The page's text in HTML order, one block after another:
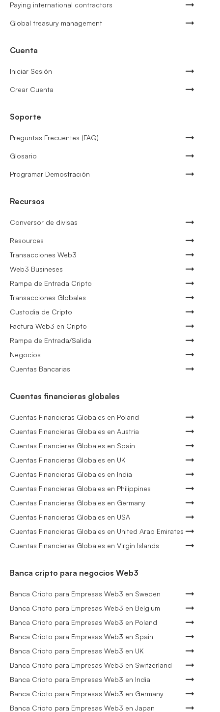
Paying international contractors
Global treasury management
Cuenta
Iniciar Sesión
Crear Cuenta
Soporte
Preguntas Frecuentes (FAQ)
Glosario
Programar Demostración
Recursos
Conversor de divisas
Resources
Transacciones Web3
Web3 Busineses
Rampa de Entrada Cripto
Transacciones Globales
Custodia de Cripto
Factura Web3 en Cripto
Rampa de Entrada/Salida
Negocios
Cuentas Bancarias
Cuentas financieras globales
Cuentas Financieras Globales en Poland
Cuentas Financieras Globales en Austria
Cuentas Financieras Globales en Spain
Cuentas Financieras Globales en UK
Cuentas Financieras Globales en India
Cuentas Financieras Globales en Philippines
Cuentas Financieras Globales en Germany
Cuentas Financieras Globales en USA
Cuentas Financieras Globales en United Arab Emirates
Cuentas Financieras Globales en Virgin Islands
Banca cripto para negocios Web3
Banca Cripto para Empresas Web3 en Sweden
Banca Cripto para Empresas Web3 en Belgium
Banca Cripto para Empresas Web3 en Poland
Banca Cripto para Empresas Web3 en Spain
Banca Cripto para Empresas Web3 en UK
Banca Cripto para Empresas Web3 en Switzerland
Banca Cripto para Empresas Web3 en India
Banca Cripto para Empresas Web3 en Germany
Banca Cripto para Empresas Web3 en Japan